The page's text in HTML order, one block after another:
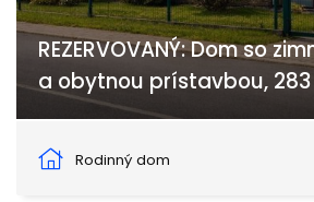
REZERVOVANÝ: Dom so
a obytnou prístavbou, 283
Rodinný dom